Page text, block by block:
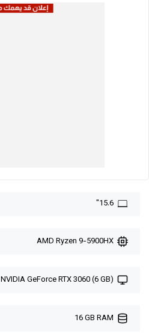
15.6"
AMD Ryzen 9-5900HX
NVIDIA GeForce RTX 3060 (6 GB)
16 GB RAM